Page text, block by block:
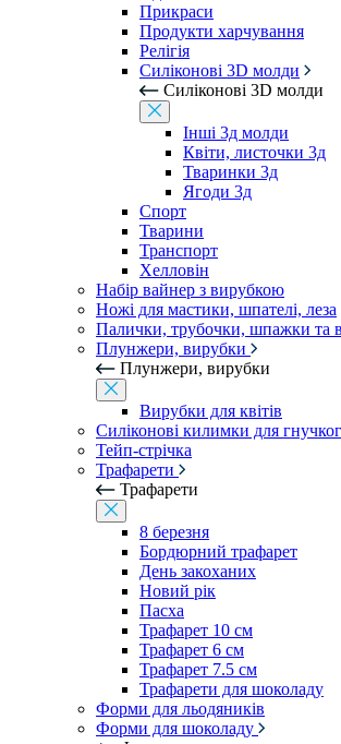
Прикраси
Продукти харчування
Релігія
Силіконові 3D молди
Силіконові 3D молди
Інші 3д молди
Квіти, листочки 3д
Тваринки 3д
Ягоди 3д
Спорт
Тварини
Транспорт
Хелловін
Набір вайнер з вирубкою
Ножі для мастики, шпателі, леза
Палички, трубочки, шпажки та
Плунжери, вирубки
Плунжери, вирубки
Вирубки для квітів
Силіконові килимки для
Тейп-стрічка
Трафарети
Трафарети
8 березня
Бордюрний трафарет
День закоханих
Новий рік
Пасха
Трафарет 10 см
Трафарет 6 см
Трафарет 7.5 см
Трафарети для шоколаду
Форми для льодяників
Форми для шоколаду